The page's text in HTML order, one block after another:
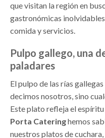
que visitan la región en
gastronómicas
comida y servicios.
Pulpo gallego, una
paladares
El pulpo de las rías gallegas
decimos nosotros, sino
Este plato refleja el
Porta Cateringhemos
nuestros platos de